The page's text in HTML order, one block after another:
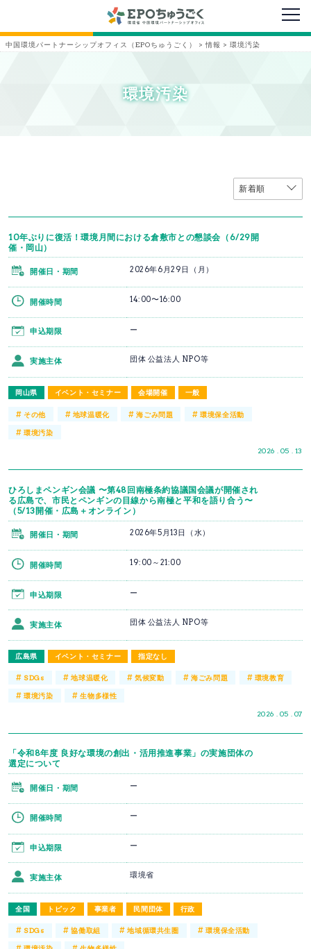
メニ
中国環境パートナーシップオフィス（EPOちゅうごく） > 情報 > 環境汚染
環境汚染
10年ぶりに復活！環境月間における倉敷市との懇談会（6/29開
催・岡山）
岡山県 イベント・セミナー 会場開催 一般
2026 . 05 . 13
開催日・期間 2026年6月29日（月）
開催時間 14:00〜16:00
申込期限 ー
実施主体 団体 公益法人 NPO等
#その他 # 地球温暖化 #海ごみ問題 #環境保全活動
#環境汚染
ひろしまペンギン会議 〜第48回南極条約協議国会議が開催され
る広島で、市民とペンギンの目線から南極と平和を語り合う〜
（5/13開催・広島＋オンライン）
広島県 イベント・セミナー 指定なし
2026 . 05 . 07
開催日・期間 2026年5月13日（水）
開催時間 19:00～21:00
申込期限 ー
実施主体 団体 公益法人 NPO等
#SDGs #地球温暖化 #気候変動 #海ごみ問題 # 環境教育
#環境汚染 #生物多様性
「令和8年度 良好な環境の創出・活用推進事業」の実施団体の
選定について
全国 トピック 事業者 民間団体 行政
開催日・期間 ー
開催時間 ー
申込期限 ー
実施主体 環境省
#SDGs #協働取組 #地域循環共生圏 #環境保全活動